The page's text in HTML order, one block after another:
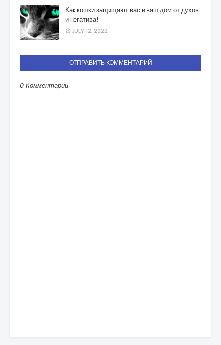
Как кошки защищают вас и ваш дом от духов
и негатива!
JULY 12, 2022
ОТПРАВИТЬ КОММЕНТАРИЙ
0 Комментарии